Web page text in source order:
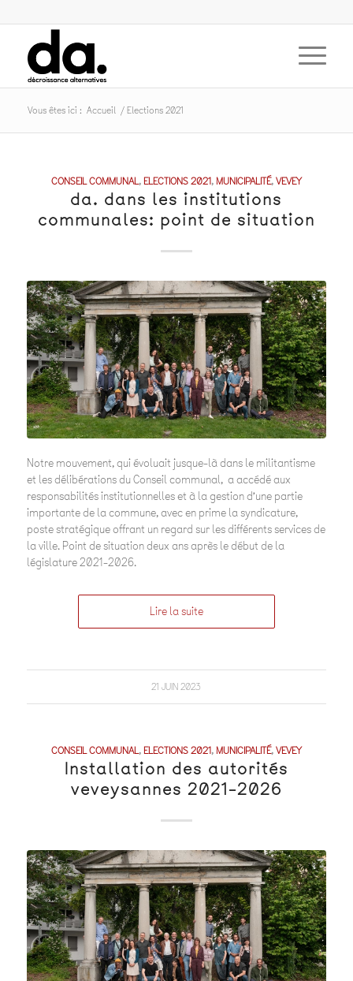
Vous êtes ici : Accueil / Elections 2021
CONSEIL COMMUNAL,ELECTIONS 2021, MUNICIPALITÉ,VEVEY
da. dans les institutions
communales: point de situation
Notre mouvement, qui évoluait jusque-là dans le militantisme
et les délibérations du Conseil communal, a accédé aux
responsabilités institutionnelles et à la gestion d’une partie
importante de la commune, avec en prime la syndicature,
poste stratégique offrant un regard sur les différents services de
la ville. Point de situation deux ans après le début de la
législature 2021-2026.
Lire la suite
21 JUIN 2023
CONSEIL COMMUNAL,ELECTIONS 2021, MUNICIPALITÉ,VEVEY
Installation des autorités
veveysannes 2021-2026